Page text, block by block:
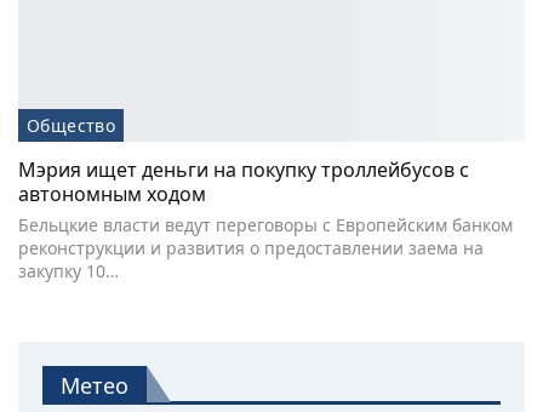
Общество
Мэрия ищет деньги на покупку троллейбусов с
автономным ходом
Бельцкие власти ведут переговоры с Европейским банком
реконструкции и развития о предоставлении заема на
закупку 10…
Метео